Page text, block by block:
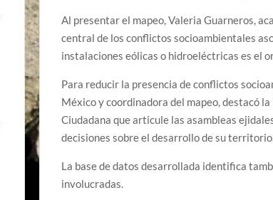
Al presentar el mapeo, Valeria Guarneros,
central de los conflictos socioambientales
instalaciones eólicas o hidroeléctricas es el
Para reducir la presencia de conflictos
México y coordinadora del mapeo, destacó
Ciudadana que articule las asambleas
decisiones sobre el desarrollo de su
La base de datos desarrollada identifica
involucradas.